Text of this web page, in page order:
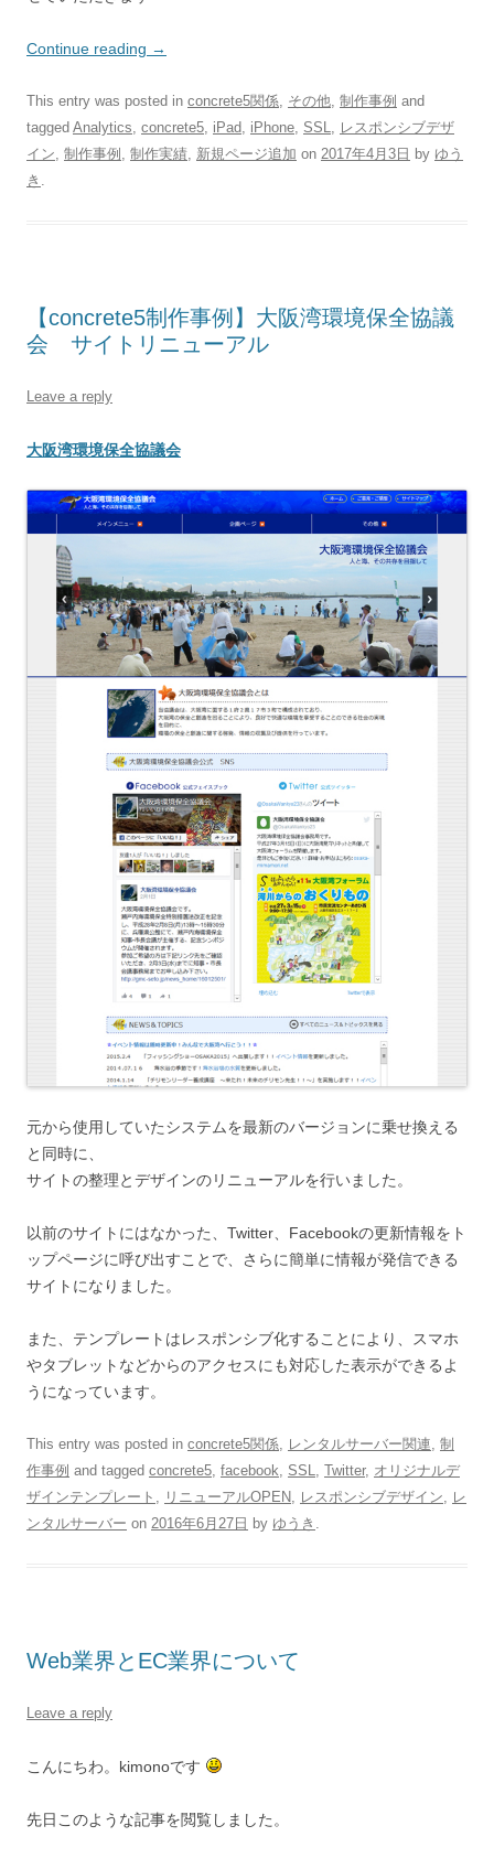
Continue reading →
This entry was posted in concrete5関係 その他 制作事例 and
tagged Analytics concrete5 iPad iPhone SSL
レスポンシブデザ
イン 制作事例 制作実績 新規ページ追加 on 2017年4月3日 by ゆう
き
【concrete5制作事例】大阪湾環境保全協議
会 サイトリニューアル
Leave a reply
大阪湾環境保全協議会
元から使用していたシステムを最新のバージョンに乗せ換える
と同時に、
サイトの整理とデザインのリニューアルを行いました。
以前のサイトにはなかった、Twitter、Facebookの更新情報をト
ップページに呼び出すことで、さらに簡単に情報が発信できる
サイトになりました。
また、テンプレートはレスポンシブ化することにより、スマホ
やタブレットなどからのアクセスにも対応した表示ができるよ
うになっています。
This entry was posted in concrete5関係 レンタルサーバー関連 制
作事例 and tagged concrete5 facebook SSL Twitter, オリジナルデ
ザインテンプレート
リニューアルOPEN レスポンシブデザイン
レ
ンタルサーバー on 2016年6月27日 by ゆうき
Web業界とEC業界について
Leave a reply
こんにちわ。kimonoです
先日このような記事を閲覧しました。